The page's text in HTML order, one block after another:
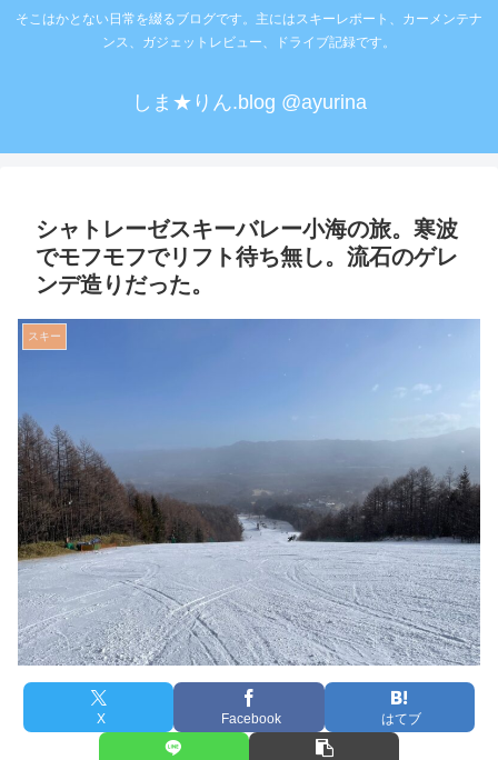
そこはかとない日常を綴るブログです。主にはスキーレポート、カーメンテナ
ンス、ガジェットレビュー、ドライブ記録です。
しま★りん.blog @ayurina
シャトレーゼスキーバレー小海の旅。寒波
でモフモフでリフト待ち無し。流石のゲレ
ンデ造りだった。
スキー
X Facebook はてブ